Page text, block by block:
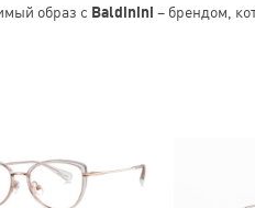
образ с Baldinini – брендом,